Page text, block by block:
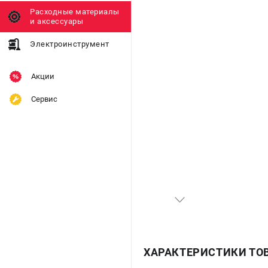
Расходные материалы
и аксессуары
Электроинструмент
Акции
Сервис
ХАРАКТЕРИСТИКИ